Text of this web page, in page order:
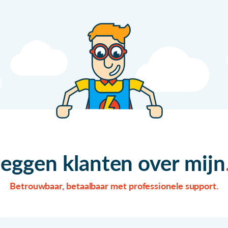
klanten over mijn
Betrouwbaar, betaalbaar met professionele support.